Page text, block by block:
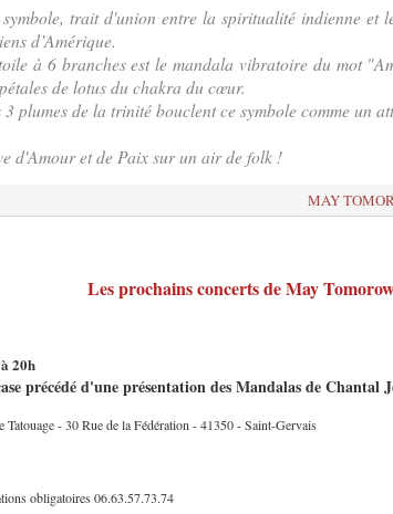
trait d'union entre la spiritualité indienne et
d’Amérique.
à 6 branches est le mandala vibratoire du mot
de lotus du chakra du cœur.
3 plumes de la trinité bouclent ce symbole comme un
d'Amour et de Paix sur un air de folk !
MAY
Les prochains concerts de May
20h
précédé d'une présentation des Mandalas de Chantal
Tatouage - 30 Rue de la Fédération - 41350 - Saint-Gervais
obligatoires 06.63.57.73.74